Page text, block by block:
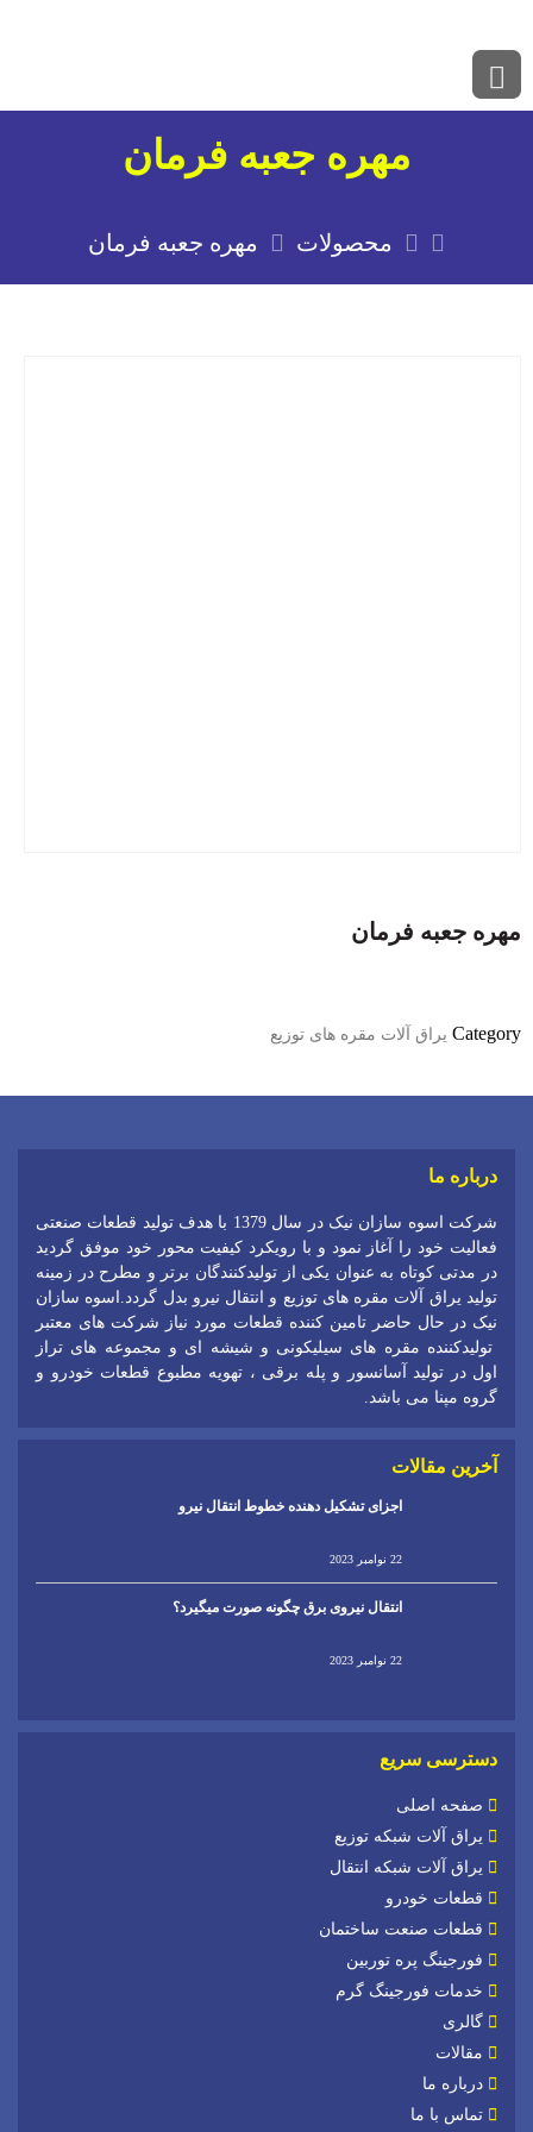
مهره جعبه فرمان
محصولات مهره جعبه فرمان
مهره جعبه فرمان
Category یراق آلات مقره های توزیع
درباره ما
شرکت اسوه سازان نیک در سال 1379 با هدف تولید قطعات صنعتی
فعالیت خود را آغاز نمود و با رویکرد کیفیت محور خود موفق گردید
در مدتی کوتاه به عنوان یکی از تولیدکنندگان برتر و مطرح در زمینه
تولید یراق آلات مقره های توزیع و انتقال نیرو بدل گردد.اسوه سازان
نیک در حال حاضر تامین کننده قطعات مورد نیاز شرکت های معتبر
تولیدکننده مقره های سیلیکونی و شیشه ای و مجموعه های تراز
اول در تولید آسانسور و پله برقی ، تهویه مطبوع قطعات خودرو و
گروه مپنا می باشد.
آخرین مقالات
اجزای تشکیل دهنده خطوط انتقال نیرو
22 نوامبر 2023
انتقال نیروی برق چگونه صورت میگیرد؟
22 نوامبر 2023
دسترسی سریع
صفحه اصلی
یراق آلات شبکه توزیع
یراق آلات شبکه انتقال
قطعات خودرو
قطعات صنعت ساختمان
فورجینگ پره توربین
خدمات فورجینگ گرم
گالری
مقالات
درباره ما
تماس با ما